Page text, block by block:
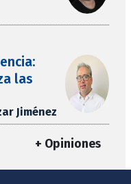
las
Jiménez
+ Opiniones